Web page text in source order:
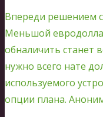
Впереди решением
Меньшой
обналичить станет
нужно всего нате
используемого
опции плана.